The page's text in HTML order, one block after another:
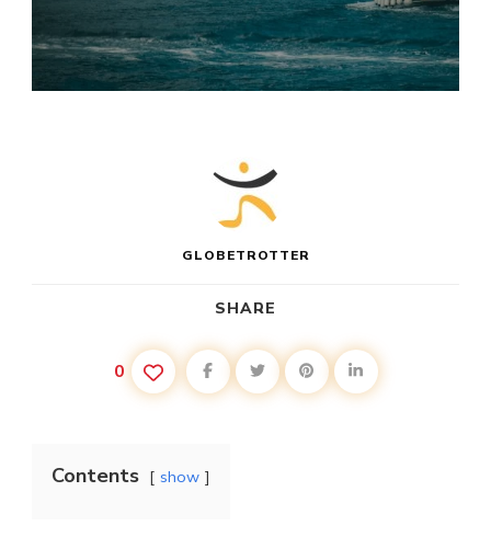
GLOBETROTTER
SHARE
0
Contents show